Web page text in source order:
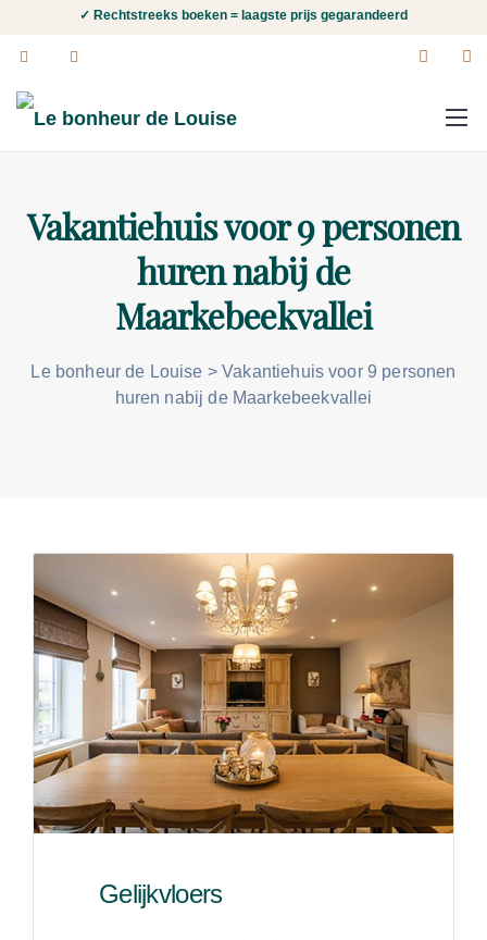
✓ Rechtstreeks boeken = laagste prijs gegarandeerd
Vakantiehuis voor 9 personen
huren nabij de
Maarkebeekvallei
Le bonheur de Louise >Vakantiehuis voor 9 personen
huren nabij de Maarkebeekvallei
Gelijkvloers